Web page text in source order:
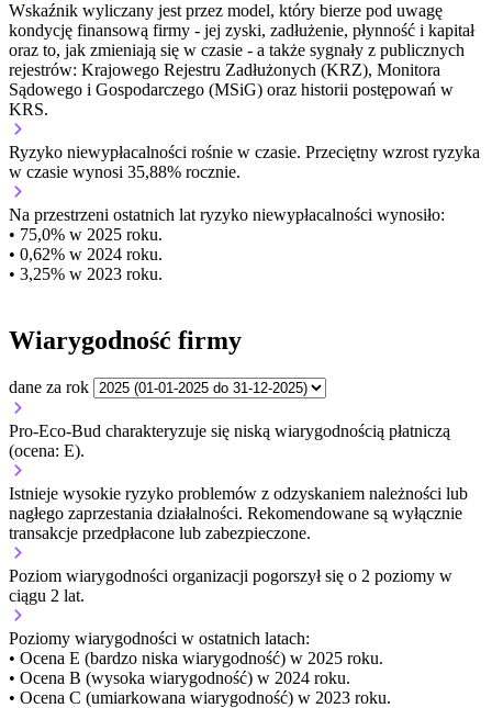
Wskaźnik wyliczany jest przez model, który bierze pod uwagę
kondycję finansową firmy - jej zyski, zadłużenie, płynność i kapitał
oraz to, jak zmieniają się w czasie - a także sygnały z publicznych
rejestrów: Krajowego Rejestru Zadłużonych (KRZ), Monitora
Sądowego i Gospodarczego (MSiG) oraz historii postępowań w
KRS.
Ryzyko niewypłacalności rośnie w czasie. Przeciętny wzrost ryzyka
w czasie wynosi 35,88% rocznie.
Na przestrzeni ostatnich lat ryzyko niewypłacalności wynosiło:
• 75,0% w 2025 roku.
• 0,62% w 2024 roku.
• 3,25% w 2023 roku.
Wiarygodność firmy
dane za rok
Pro-Eco-Bud charakteryzuje się niską wiarygodnością płatniczą
(ocena: E).
Istnieje wysokie ryzyko problemów z odzyskaniem należności lub
nagłego zaprzestania działalności. Rekomendowane są wyłącznie
transakcje przedpłacone lub zabezpieczone.
Poziom wiarygodności organizacji pogorszył się o 2 poziomy w
ciągu 2 lat.
Poziomy wiarygodności w ostatnich latach:
• Ocena E (bardzo niska wiarygodność) w 2025 roku.
• Ocena B (wysoka wiarygodność) w 2024 roku.
• Ocena C (umiarkowana wiarygodność) w 2023 roku.